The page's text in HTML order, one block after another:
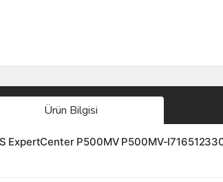
Ürün Bilgisi
ExpertCenter P500MV P500MV-